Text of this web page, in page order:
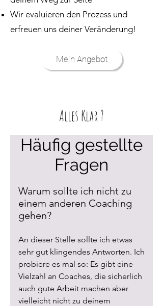
Wir evaluieren den Prozess und
erfreuen uns deiner Veränderung!
Mein Angebot
Alles Klar ?
Häufig gestellte
Fragen
Warum sollte ich nicht zu
einem anderen Coaching
gehen?
An dieser Stelle sollte ich etwas
sehr gut klingendes Antworten. Ich
probiere es mal so: Es gibt eine
Vielzahl an Coaches, die sicherlich
auch gute Arbeit machen aber
vielleicht nicht zu deinem